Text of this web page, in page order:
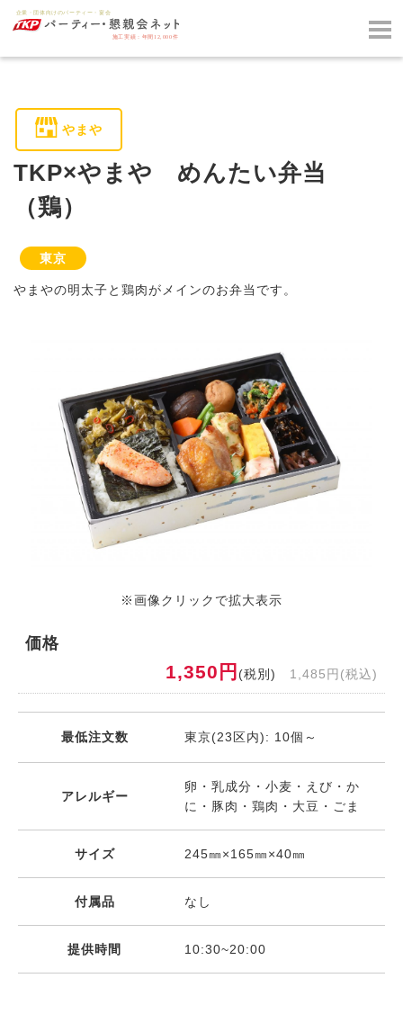
やまや
TKP×やまや めんたい弁当
（鶏）
東京
やまやの明太子と鶏肉がメインのお弁当です。
※画像クリックで拡大表示
価格
1,350円 (税別) 1,485円(税込)
最低注文数 東京(23区内): 10個～
アレルギー
卵・乳成分・小麦・えび・か
に・豚肉・鶏肉・大豆・ごま
サイズ 245㎜×165㎜×40㎜
付属品 なし
提供時間 10:30~20:00